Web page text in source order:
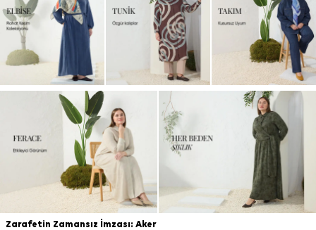
Zarafetin Zamansız İmzası: Aker